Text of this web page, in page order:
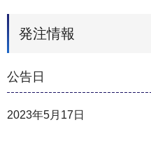
発注情報
公告日
2023年5月17日